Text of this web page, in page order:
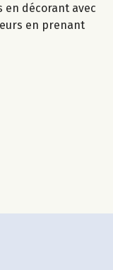
en décorant avec
en prenant